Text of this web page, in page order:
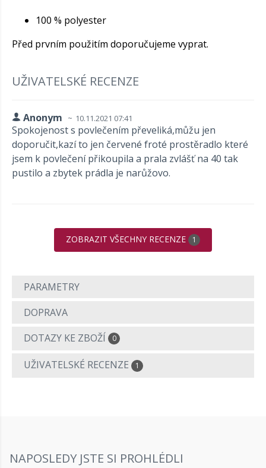
100 % polyester
Před prvním použitím doporučujeme vyprat.
UŽIVATELSKÉ RECENZE
Anonym 10.11.2021 07:41
Spokojenost s povlečením převeliká,můžu jen
doporučit,kazí to jen červené froté prostěradlo které
jsem k povlečení přikoupila a prala zvlášť na 40 tak
pustilo a zbytek prádla je narůžovo.
ZOBRAZIT VŠECHNY RECENZE 1
PARAMETRY
DOPRAVA
DOTAZY KE ZBOŽÍ
0
UŽIVATELSKÉ RECENZE 1
NAPOSLEDY JSTE SI PROHLÉDLI